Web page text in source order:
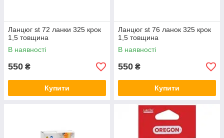
Ланцюг st 72 ланки 325 крок
1,5 товщина
В наявності
550 ₴
Купити
Ланцюг st 76 ланок 325 крок
1,5 товщина
В наявності
550 ₴
Купити